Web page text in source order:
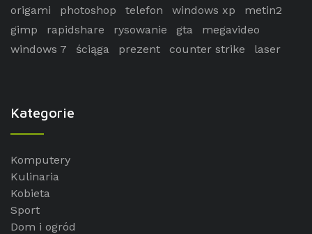
origami photoshop telefon windows xp
metin2
gimp
rapidshare rysowanie gta
megavideo
windows 7
ściąga prezent counter strike laser
Kategorie
Komputery
Kulinaria
Kobieta
Sport
Dom i ogród